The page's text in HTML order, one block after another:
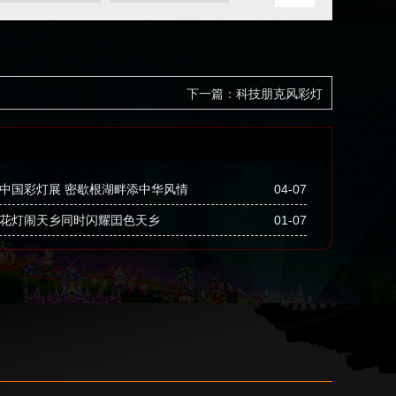
下一篇：科技朋克风彩灯
04-07
国彩灯展 密歇根湖畔添中华风情
01-07
灯闹天乡同时闪耀囯色天乡